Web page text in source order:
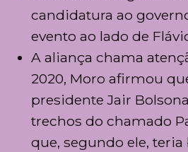
candidatura ao
evento ao lado de
A aliança chama
2020, Moro afirmou
presidenteJair
trechos do chamado
que, segundo ele,